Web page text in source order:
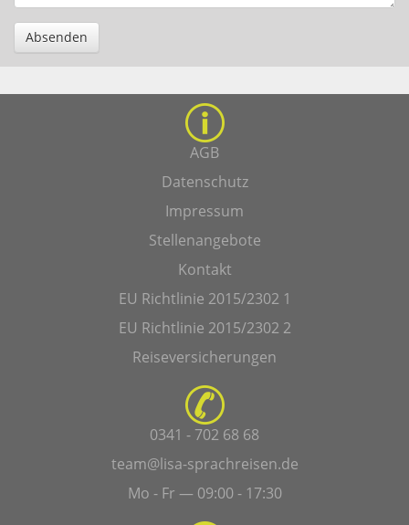
Absenden
AGB
Datenschutz
Impressum
Stellenangebote
Kontakt
EU Richtlinie 2015/2302 1
EU Richtlinie 2015/2302 2
Reiseversicherungen
0341 - 702 68 68
team@lisa-sprachreisen.de
Mo - Fr — 09:00 - 17:30